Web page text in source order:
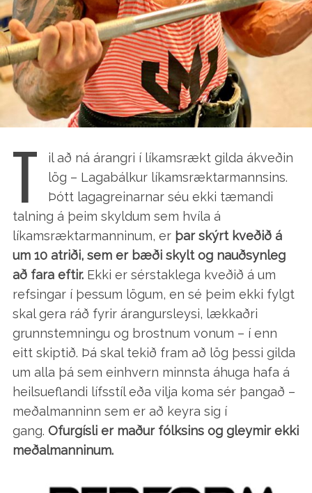
T
il að ná árangri í líkamsrækt gilda ákveðin
lög – Lagabálkur líkamsræktarmannsins.
Þótt lagagreinarnar séu ekki tæmandi
talning á þeim skyldum sem hvíla á
líkamsræktarmanninum, er þar skýrt kveðið á
um 10 atriði, sem er bæði skylt og nauðsynleg
að fara eftir.Ekki er sérstaklega kveðið á um
refsingar í þessum lögum, en sé þeim ekki fylgt
skal gera ráð fyrir árangursleysi, lækkaðri
grunnstemningu og brostnum vonum – í enn
eitt skiptið. Þá skal tekið fram að lög þessi gilda
um alla þá sem einhvern minnsta áhuga hafa á
heilsueflandi lífsstíl eða vilja koma sér þangað –
meðalmanninn sem er að keyra sig í
gang. Ofurgísli er maður fólksins og gleymir ekki
meðalmanninum.